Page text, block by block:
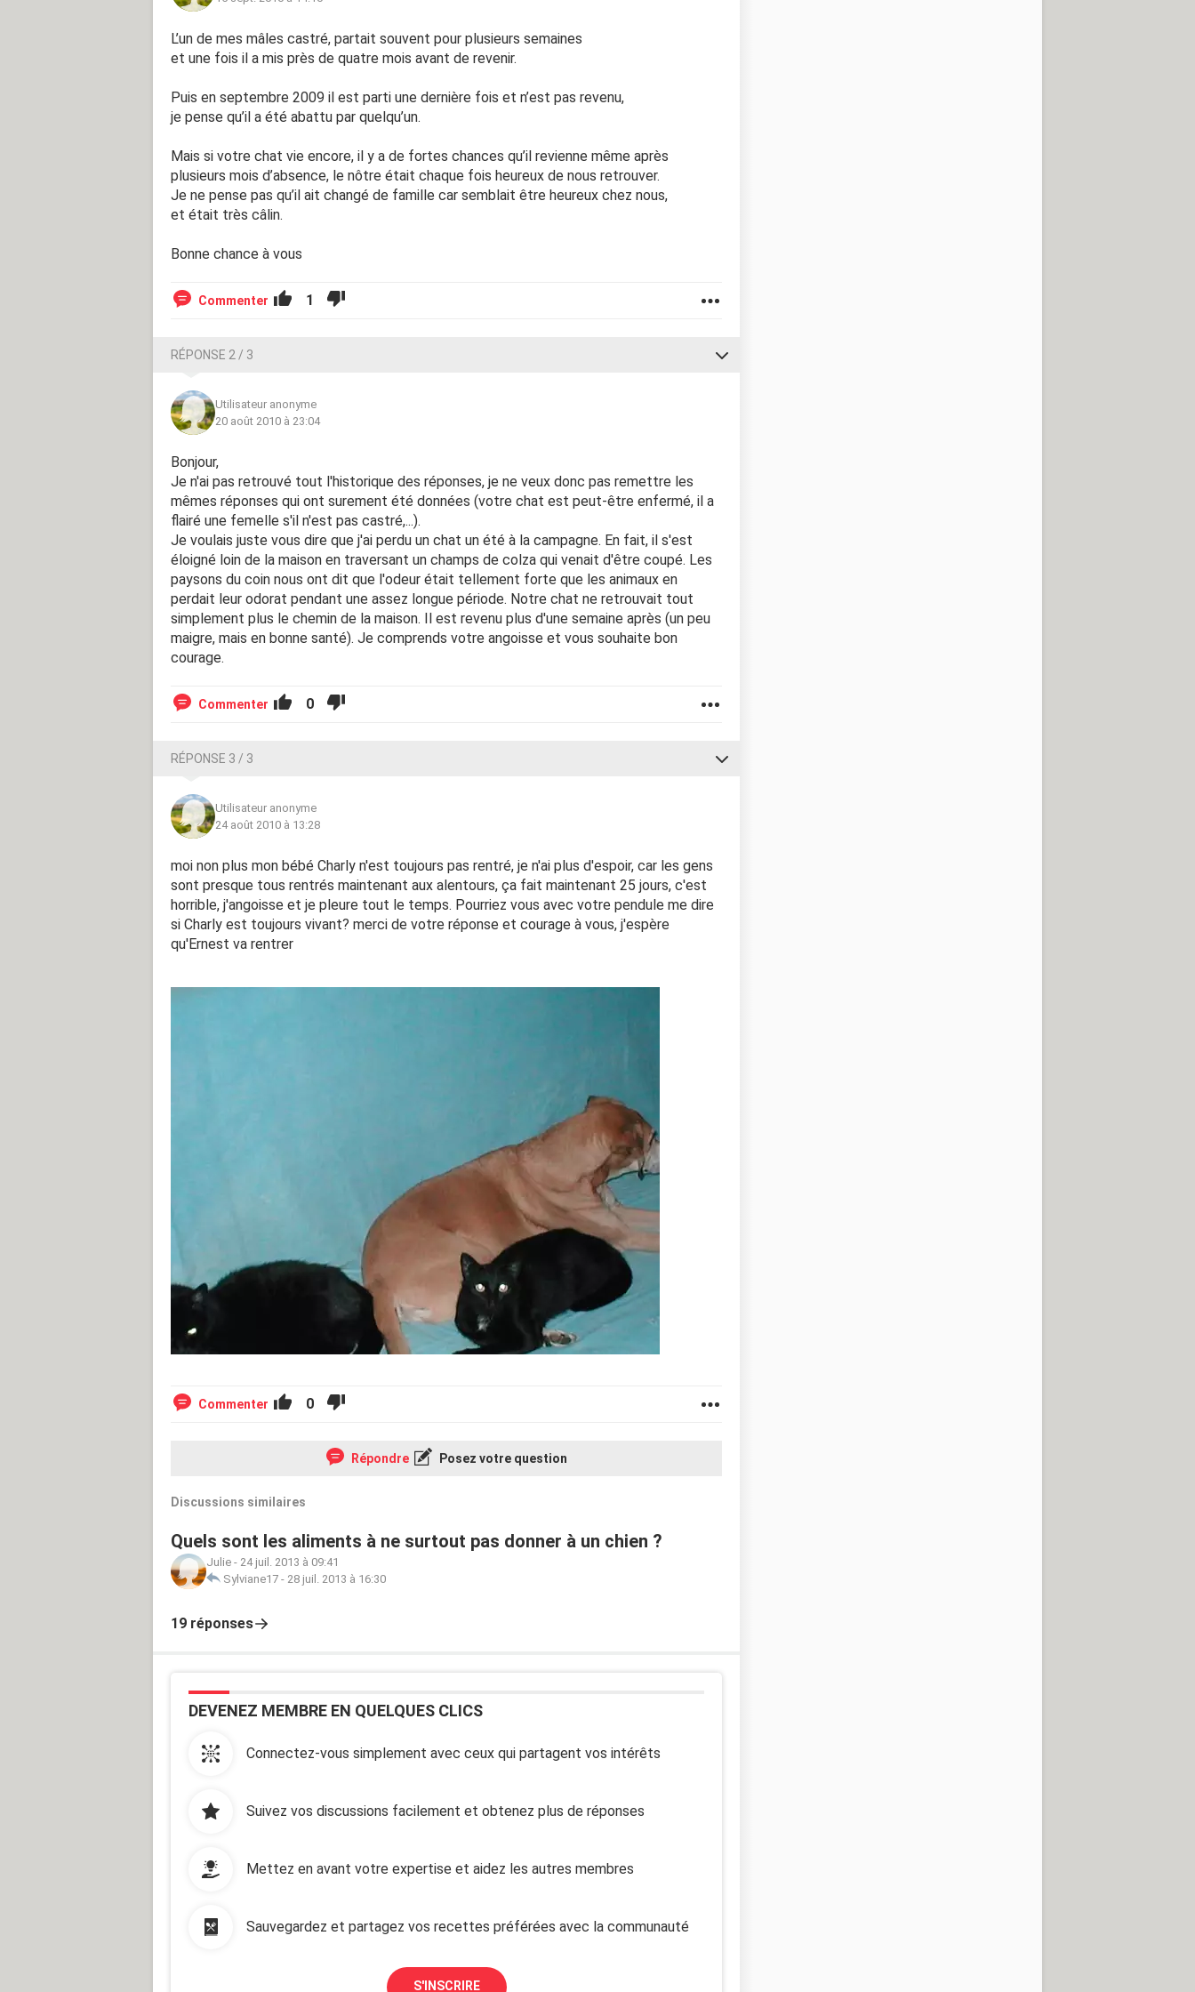
L’un de mes mâles castré, partait souvent pour plusieurs semaines
et une fois il a mis près de quatre mois avant de revenir.
Puis en septembre 2009 il est parti une dernière fois et n’est pas revenu,
je pense qu’il a été abattu par quelqu’un.
Mais si votre chat vie encore, il y a de fortes chances qu’il revienne même après
plusieurs mois d’absence, le nôtre était chaque fois heureux de nous retrouver.
Je ne pense pas qu’il ait changé de famille car semblait être heureux chez nous,
et était très câlin.
Bonne chance à vous
Commenter 1
RÉPONSE 2 / 3
Utilisateur anonyme
20 août 2010 à 23:04
Bonjour,
Je n'ai pas retrouvé tout l'historique des réponses, je ne veux donc pas remettre les
mêmes réponses qui ont surement été données (votre chat est peut-être enfermé, il a
flairé une femelle s'il n'est pas castré,...).
Je voulais juste vous dire que j'ai perdu un chat un été à la campagne. En fait, il s'est
éloigné loin de la maison en traversant un champs de colza qui venait d'être coupé. Les
paysons du coin nous ont dit que l'odeur était tellement forte que les animaux en
perdait leur odorat pendant une assez longue période. Notre chat ne retrouvait tout
simplement plus le chemin de la maison. Il est revenu plus d'une semaine après (un peu
maigre, mais en bonne santé). Je comprends votre angoisse et vous souhaite bon
courage.
Commenter 0
RÉPONSE 3 / 3
Utilisateur anonyme
24 août 2010 à 13:28
moi non plus mon bébé Charly n'est toujours pas rentré, je n'ai plus d'espoir, car les gens
sont presque tous rentrés maintenant aux alentours, ça fait maintenant 25 jours, c'est
horrible, j'angoisse et je pleure tout le temps. Pourriez vous avec votre pendule me dire
si Charly est toujours vivant? merci de votre réponse et courage à vous, j'espère
qu'Ernest va rentrer
Commenter 0
Répondre Posez votre question
Discussions similaires
Quels sont les aliments à ne surtout pas donner à un chien ?
Julie - 24 juil. 2013 à 09:41
Sylviane17 - 28 juil. 2013 à 16:30
19 réponses
DEVENEZ MEMBRE EN QUELQUES CLICS
Connectez-vous simplement avec ceux qui partagent vos intérêts
Suivez vos discussions facilement et obtenez plus de réponses
Mettez en avant votre expertise et aidez les autres membres
Sauvegardez et partagez vos recettes préférées avec la communauté
S'INSCRIRE